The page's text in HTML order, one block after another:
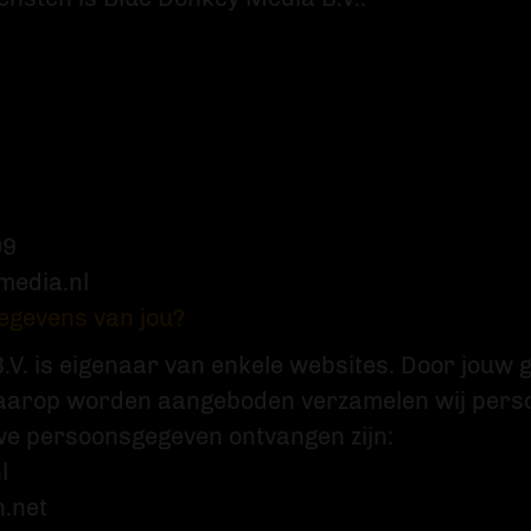
is eigenaar van enkele websites. Door jouw
worden aangeboden verzamelen wij
persoonsgegeven ontvangen zijn: